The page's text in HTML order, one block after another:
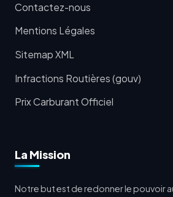
Contactez-nous
Mentions Légales
Sitemap XML
Infractions Routières (gouv)
Prix Carburant Officiel
La Mission
Notre but est de redonner le pouvoir